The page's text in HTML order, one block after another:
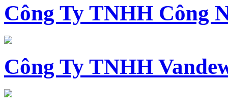
Công Ty TNHH Công
Công Ty TNHH